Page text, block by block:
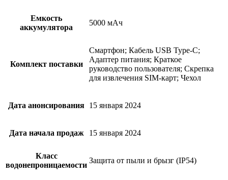
Емкость
аккумулятора
5000 мАч
Комплект поставки
Смартфон; Кабель USB Type-C;
Адаптер питания; Краткое
руководство пользователя; Скрепка
для извлечения SIM-карт; Чехол
Дата анонсирования 15 января 2024
Дата начала продаж 15 января 2024
Класс
водонепроницаемости
Защита от пыли и брызг (IP54)